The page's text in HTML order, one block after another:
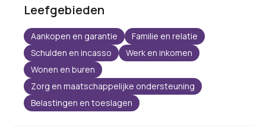
Leefgebieden
Aankopen en garantie
Familie en relatie
Schulden en incasso
Werk en inkomen
Wonen en buren
Zorg en maatschappelijke ondersteuning
Belastingen en toeslagen